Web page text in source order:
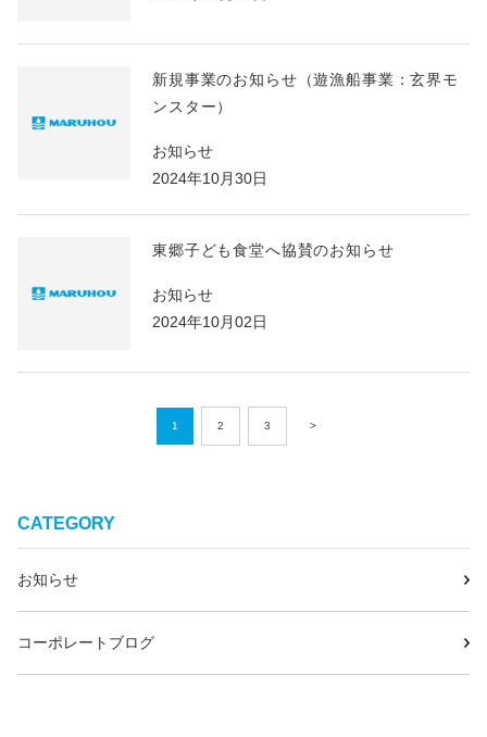
新規事業のお知らせ（遊漁船事業：玄界モ
ンスター）
お知らせ
2024年10月30日
東郷子ども食堂へ協賛のお知らせ
お知らせ
2024年10月02日
1 2 3 >
CATEGORY
お知らせ
コーポレートブログ